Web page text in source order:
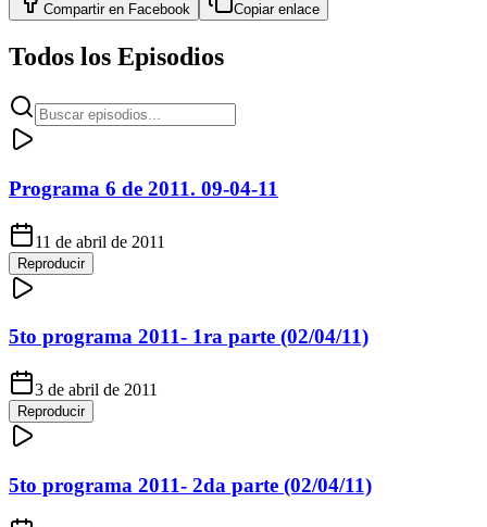
Compartir en Facebook Copiar enlace
Todos los Episodios
Programa 6 de 2011. 09-04-11
11 de abril de 2011
Reproducir
5to programa 2011- 1ra parte (02/04/11)
3 de abril de 2011
Reproducir
5to programa 2011- 2da parte (02/04/11)